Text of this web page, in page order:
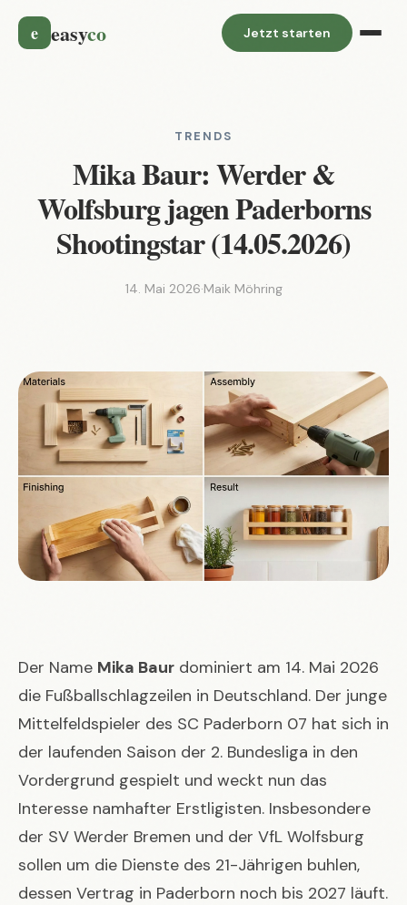
e easyco Jetzt starten
TRENDS
Mika Baur: Werder &
Wolfsburg jagen Paderborns
Shootingstar (14.05.2026)
14. Mai 2026·Maik Möhring
Der Name Mika Baur dominiert am 14. Mai 2026
die Fußballschlagzeilen in Deutschland. Der junge
Mittelfeldspieler des SC Paderborn 07 hat sich in
der laufenden Saison der 2. Bundesliga in den
Vordergrund gespielt und weckt nun das
Interesse namhafter Erstligisten. Insbesondere
der SV Werder Bremen und der VfL Wolfsburg
sollen um die Dienste des 21-Jährigen buhlen,
dessen Vertrag in Paderborn noch bis 2027 läuft.